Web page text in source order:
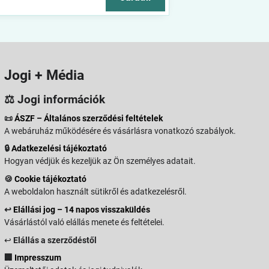
Jogi + Média
⚖️ Jogi információk
📜ÁSZF – Általános szerződési feltételek
A webáruház működésére és vásárlásra vonatkozó szabályok.
🔒Adatkezelési tájékoztató
Hogyan védjük és kezeljük az Ön személyes adatait.
🍪Cookie tájékoztató
A weboldalon használt sütikről és adatkezelésről.
↩️Elállási jog – 14 napos visszaküldés
Vásárlástól való elállás menete és feltételei.
↩️ Elállás a szerződéstől
🏢 Impresszum